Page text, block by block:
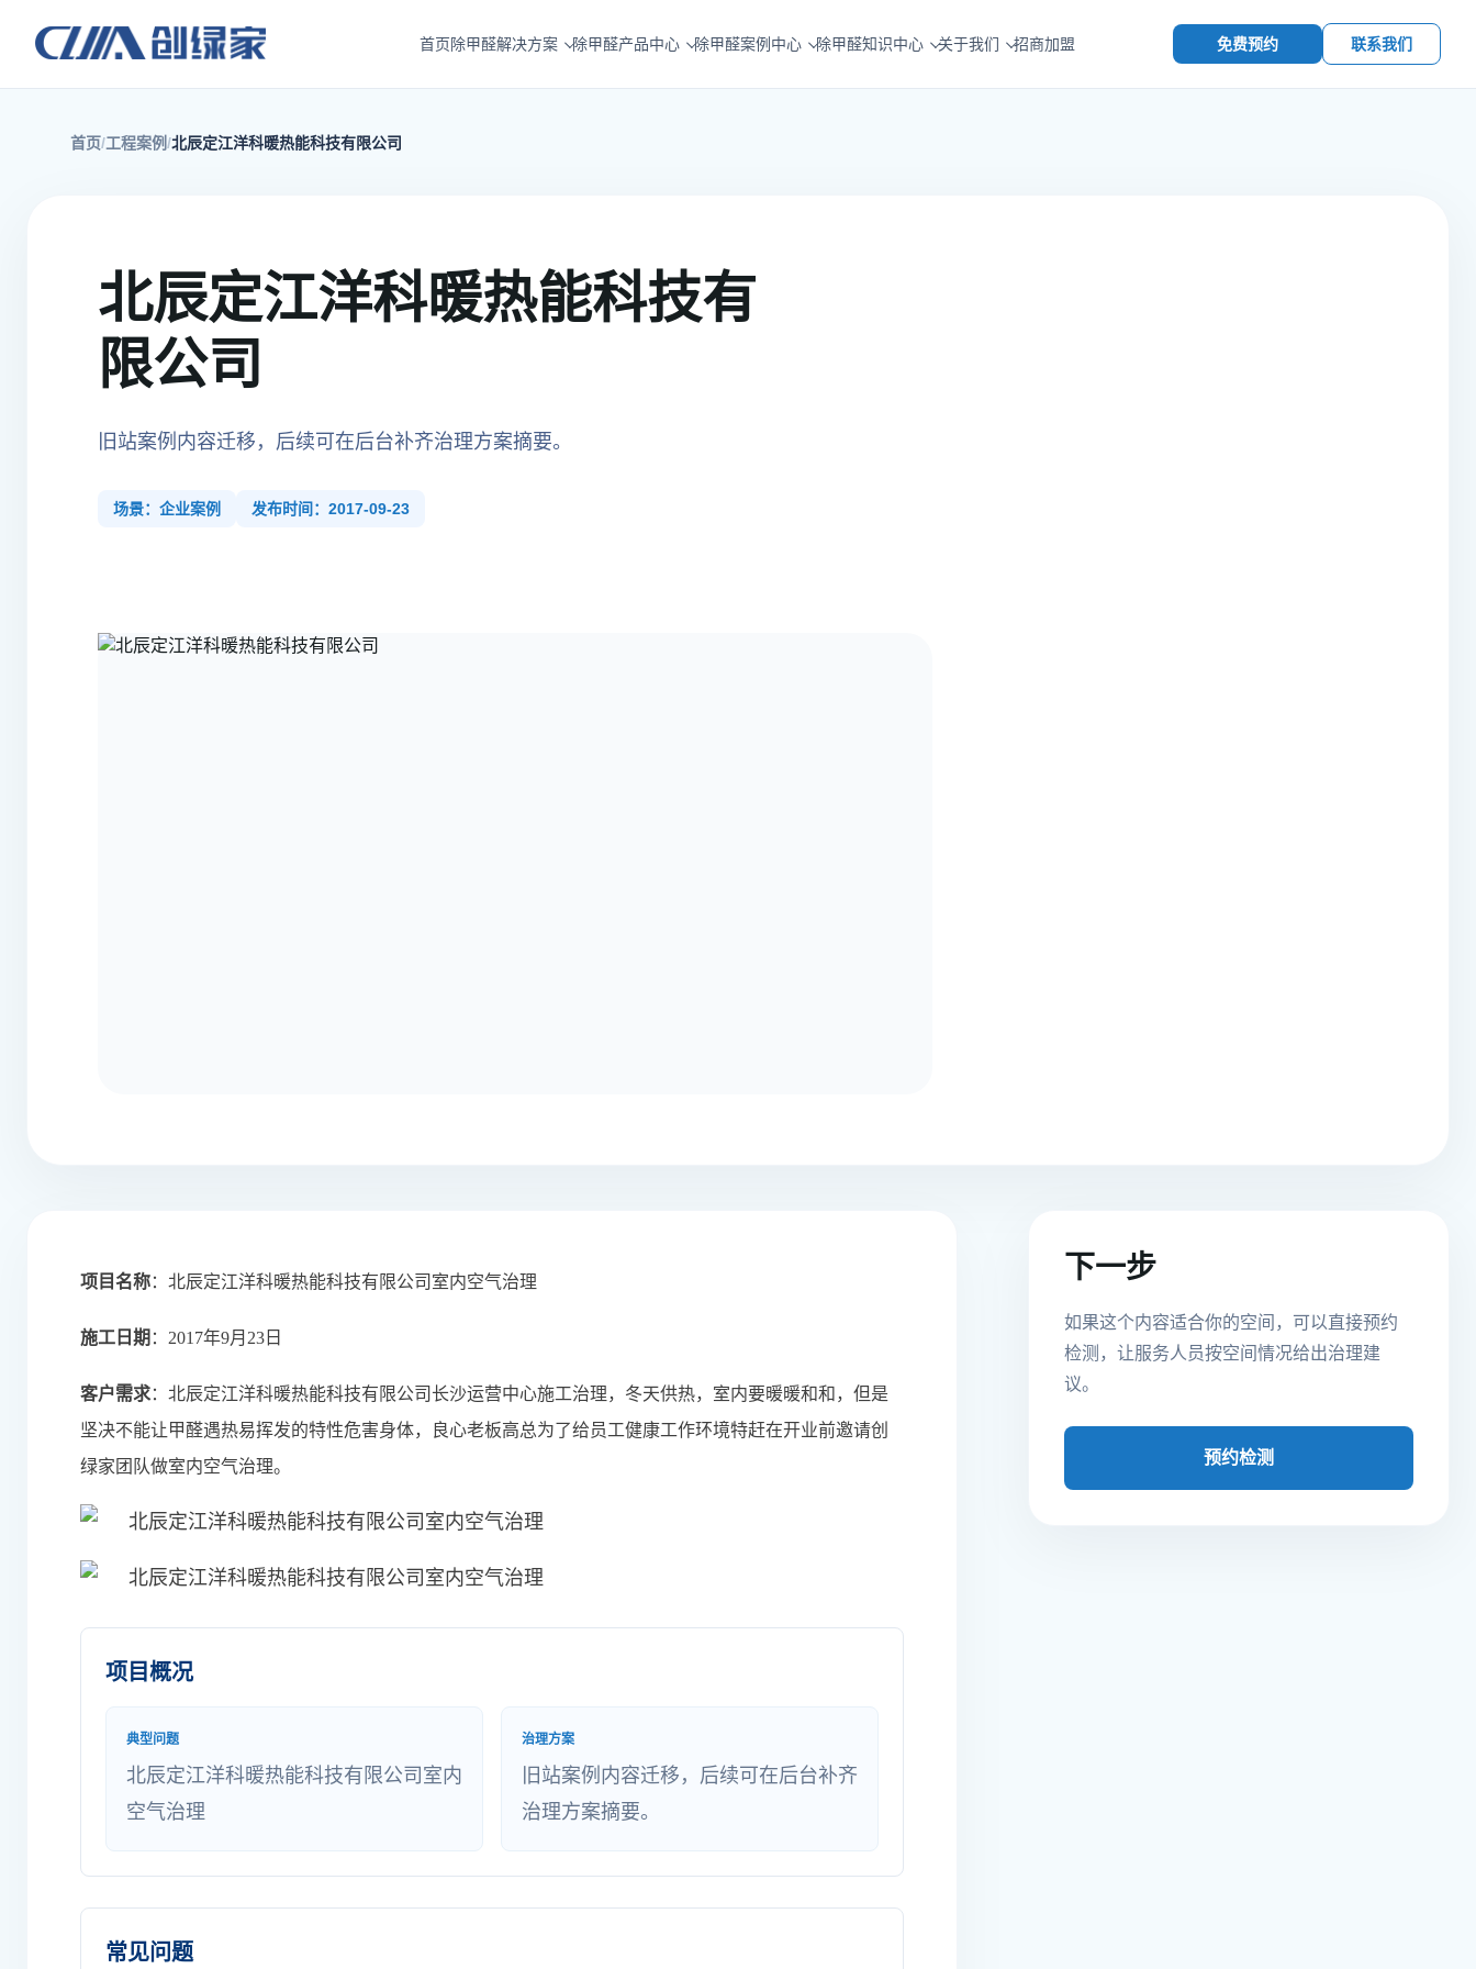
首页除甲醛解决方案 除甲醛产品中心 除甲醛案例中心 除甲醛知识中心 关于我们 招商加盟 免费预约 联系我们
首页 工程案例 北辰定江洋科暖热能科技有限公司
北辰定江洋科暖热能科技有
限公司
旧站案例内容迁移，后续可在后台补齐治理方案摘要。
场景：企业案例 发布时间：2017-09-23
项目名称：北辰定江洋科暖热能科技有限公司室内空气治理
施工日期 ：2017年9月23日
客户需求：北辰定江洋科暖热能科技有限公司长沙运营中心施工治理，冬天供热，室内要暖暖和和，但是
坚决不能让甲醛遇热易挥发的特性危害身体，良心老板高总为了给员工健康工作环境特赶在开业前邀请创
绿家团队做室内空气治理。
项目概况
典型问题
北辰定江洋科暖热能科技有限公司室内
空气治理
治理方案
旧站案例内容迁移，后续可在后台补齐
治理方案摘要。
常见问题
下一步
如果这个内容适合你的空间，可以直接预约
检测，让服务人员按空间情况给出治理建
议。
预约检测